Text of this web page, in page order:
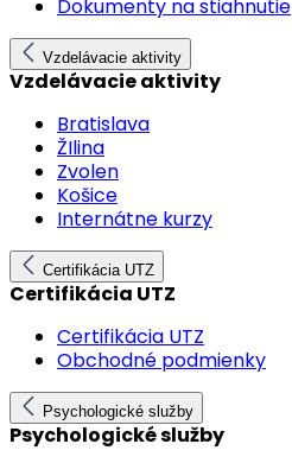
Dokumenty na stiahnutie
Vzdelávacie aktivity
Vzdelávacie aktivity
Bratislava
ŽIlina
Zvolen
Košice
Internátne kurzy
Certifikácia UTZ
Certifikácia UTZ
Certifikácia UTZ
Obchodné podmienky
Psychologické služby
Psychologické služby